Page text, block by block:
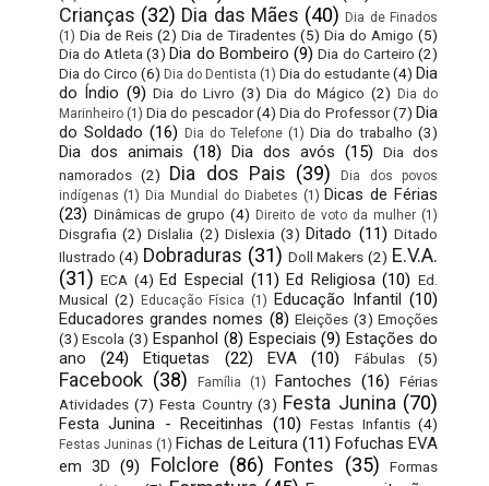
Crianças (32) Dia das Mães (40) Dia de Finados
(1) Dia de Reis (2) Dia de Tiradentes (5) Dia do Amigo (5)
Dia do Atleta (3) Dia do Bombeiro (9) Dia do Carteiro (2)
Dia do Circo (6) Dia do Dentista (1) Dia do estudante(4) Dia
do Índio (9) Dia do Livro (3) Dia do Mágico (2)
Dia do
Marinheiro (1) Dia do pescador (4) Dia do Professor (7) Dia
do Soldado (16) Dia do Telefone (1) Dia do trabalho (3)
Dia dos animais (18) Dia dos avós (15)
Dia dos
namorados (2) Dia dos Pais (39)
Dia dos povos
indígenas (1) Dia Mundial do Diabetes (1) Dicas de Férias
(23) Dinâmicas de grupo (4) Direito de voto da mulher (1)
Disgrafia (2) Dislalia (2) Dislexia (3) Ditado (11) Ditado
Ilustrado (4) Dobraduras (31) Doll Makers (2) E.V.A.
(31) ECA (4) Ed Especial (11) Ed Religiosa (10) Ed.
Musical (2) Educação Física (1) Educação Infantil (10)
Educadores grandes nomes (8) Eleições (3) Emoções
(3) Escola (3) Espanhol (8) Especiais (9) Estações do
ano
(24) Etiquetas (22) EVA (10) Fábulas (5)
Facebook (38) Família (1) Fantoches (16)
Férias
Atividades (7) Festa Country (3) Festa Junina (70)
Festa Junina - Receitinhas (10) Festas Infantis (4)
Festas Juninas (1) Fichas de Leitura (11) Fofuchas EVA
em 3D (9) Folclore (86) Fontes (35)
Formas